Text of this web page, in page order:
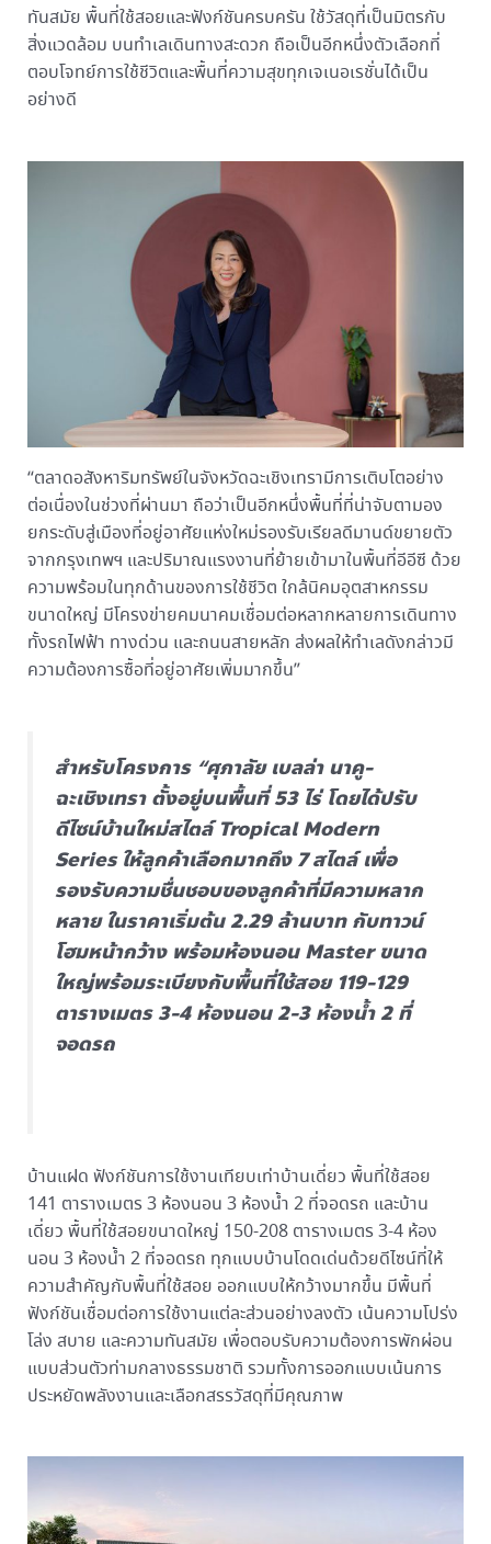
ทันสมัย พื้นที่ใช้สอยและฟังก์ชันครบครัน ใช้วัสดุที่เป็นมิตรกับ
สิ่งแวดล้อม บนทำเลเดินทางสะดวก ถือเป็นอีกหนึ่งตัวเลือกที่
ตอบโจทย์การใช้ชีวิตและพื้นที่ความสุขทุกเจเนอเรชั่นได้เป็น
อย่างดี
“ตลาดอสังหาริมทรัพย์ในจังหวัดฉะเชิงเทรามีการเติบโตอย่าง
ต่อเนื่องในช่วงที่ผ่านมา ถือว่าเป็นอีกหนึ่งพื้นที่ที่น่าจับตามอง
ยกระดับสู่เมืองที่อยู่อาศัยแห่งใหม่รองรับเรียลดีมานด์ขยายตัว
จากกรุงเทพฯ และปริมาณแรงงานที่ย้ายเข้ามาในพื้นที่อีอีซี ด้วย
ความพร้อมในทุกด้านของการใช้ชีวิต ใกล้นิคมอุตสาหกรรม
ขนาดใหญ่ มีโครงข่ายคมนาคมเชื่อมต่อหลากหลายการเดินทาง
ทั้งรถไฟฟ้า ทางด่วน และถนนสายหลัก ส่งผลให้ทำเลดังกล่าวมี
ความต้องการซื้อที่อยู่อาศัยเพิ่มมากขึ้น”
สำหรับโครงการ “ศุภาลัย เบลล่า นาคู-
ฉะเชิงเทรา ตั้งอยู่บนพื้นที่ 53 ไร่ โดยได้ปรับ
ดีไซน์บ้านใหม่สไตล์ Tropical Modern
Series ให้ลูกค้าเลือกมากถึง 7 สไตล์ เพื่อ
รองรับความชื่นชอบของลูกค้าที่มีความหลาก
หลาย ในราคาเริ่มต้น 2.29 ล้านบาท กับทาวน์
โฮมหน้ากว้าง พร้อมห้องนอน Master ขนาด
ใหญ่พร้อมระเบียงกับพื้นที่ใช้สอย 119-129
ตารางเมตร 3-4 ห้องนอน 2-3 ห้องน้ำ 2 ที่
จอดรถ
บ้านแฝด ฟังก์ชันการใช้งานเทียบเท่าบ้านเดี่ยว พื้นที่ใช้สอย
141 ตารางเมตร 3 ห้องนอน 3 ห้องน้ำ 2 ที่จอดรถ และบ้าน
เดี่ยว พื้นที่ใช้สอยขนาดใหญ่ 150-208 ตารางเมตร 3-4 ห้อง
นอน 3 ห้องน้ำ 2 ที่จอดรถ ทุกแบบบ้านโดดเด่นด้วยดีไซน์ที่ให้
ความสำคัญกับพื้นที่ใช้สอย ออกแบบให้กว้างมากขึ้น มีพื้นที่
ฟังก์ชันเชื่อมต่อการใช้งานแต่ละส่วนอย่างลงตัว เน้นความโปร่ง
โล่ง สบาย และความทันสมัย เพื่อตอบรับความต้องการพักผ่อน
แบบส่วนตัวท่ามกลางธรรมชาติ รวมทั้งการออกแบบเน้นการ
ประหยัดพลังงานและเลือกสรรวัสดุที่มีคุณภาพ